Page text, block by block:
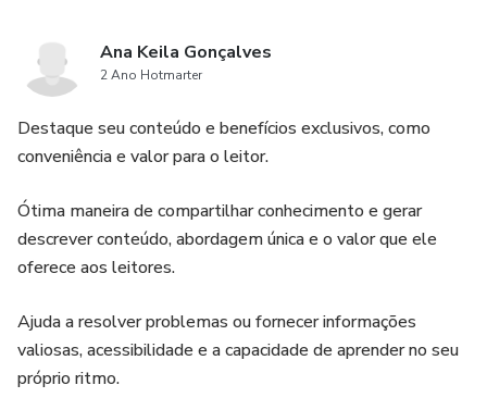
Ana Keila Gonçalves
2 Ano Hotmarter
Destaque seu conteúdo e benefícios exclusivos, como
conveniência e valor para o leitor.
Ótima maneira de compartilhar conhecimento e gerar
descrever conteúdo, abordagem única e o valor que ele
oferece aos leitores.
Ajuda a resolver problemas ou fornecer informações
valiosas, acessibilidade e a capacidade de aprender no seu
próprio ritmo.